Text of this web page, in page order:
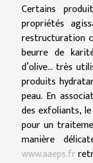
Certains
propriétés
restructuration
beurre de
d’olive... très
produits
peau. En
des exfoliants,
pour un
manière
www.aaeps.fr